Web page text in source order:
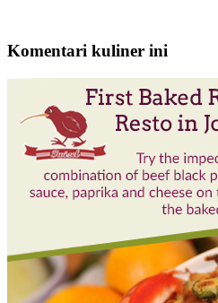
Komentari kuliner ini